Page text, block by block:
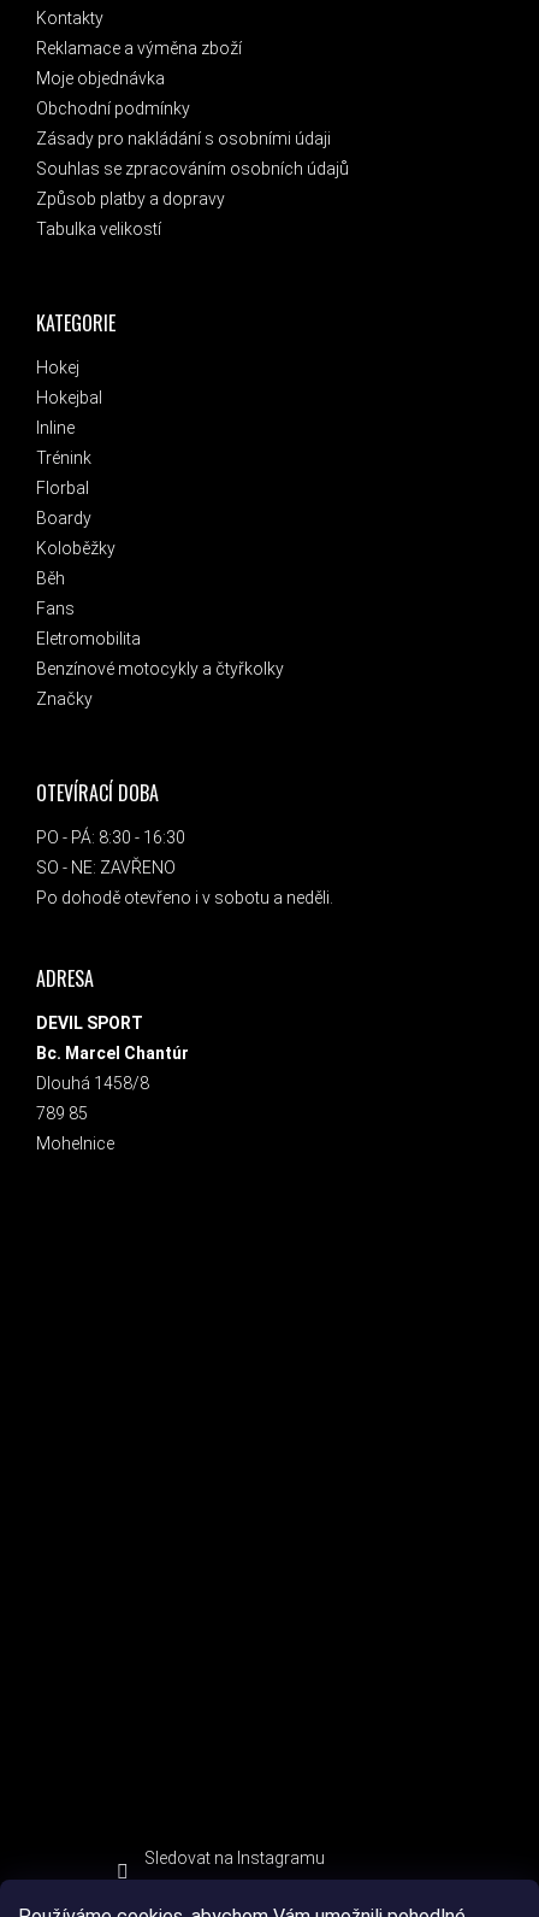
KATEGORIE
Hokej
Hokejbal
Inline
Trénink
Florbal
Boardy
Koloběžky
Běh
Fans
Eletromobilita
Benzínové motocykly a čtyřkolky
Značky
Kontakty
Reklamace a výměna zboží
Moje objednávka
Obchodní podmínky
Zásady pro nakládání s osobními údaji
Souhlas se zpracováním osobních údajů
Způsob platby a dopravy
Tabulka velikostí
OTEVÍRACÍ DOBA
PO - PÁ: 8:30 - 16:30
SO - NE: ZAVŘENO
Po dohodě otevřeno i v sobotu a neděli.
ADRESA
DEVIL SPORT
Bc. Marcel Chantúr
Dlouhá 1458/8
789 85
Mohelnice
Sledovat na Instagramu